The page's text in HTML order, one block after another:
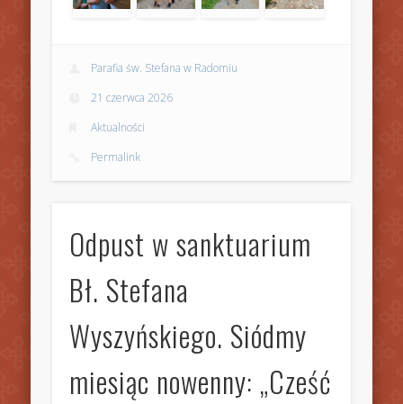
Parafia św. Stefana w Radomiu
21 czerwca 2026
Aktualności
Permalink
Odpust w sanktuarium
Bł. Stefana
Wyszyńskiego. Siódmy
miesiąc nowenny: „Cześć